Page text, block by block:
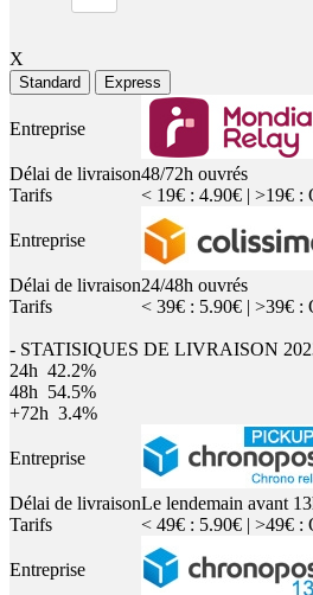
X
Standard Express
Entreprise
Délai de livraison48/72h ouvrés
Tarifs
< 19€ : 4.90€ | >19€ :
Entreprise
Délai de livraison24/48h ouvrés
Tarifs
< 39€ : 5.90€ | >39€ :
- STATISIQUES DE LIVRAISON
24h 42.2%
48h 54.5%
+72h 3.4%
Entreprise
Délai de livraisonLe lendemain avant
Tarifs
< 49€ : 5.90€ | >49€ :
Entreprise